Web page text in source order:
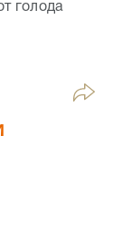
голода